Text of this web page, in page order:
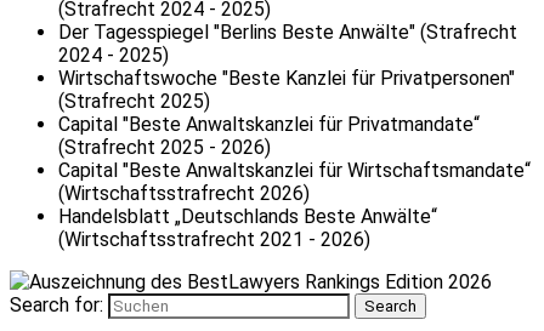
(Strafrecht 2024 - 2025)
Der Tagesspiegel "Berlins Beste Anwälte" (Strafrecht
2024 - 2025)
Wirtschaftswoche "Beste Kanzlei für Privatpersonen"
(Strafrecht 2025)
Capital "Beste Anwaltskanzlei für Privatmandate“
(Strafrecht 2025 - 2026)
Capital "Beste Anwaltskanzlei für Wirtschaftsmandate“
(Wirtschaftsstrafrecht 2026)
Handelsblatt „Deutschlands Beste Anwälte“
(Wirtschaftsstrafrecht 2021 - 2026)
Search for: